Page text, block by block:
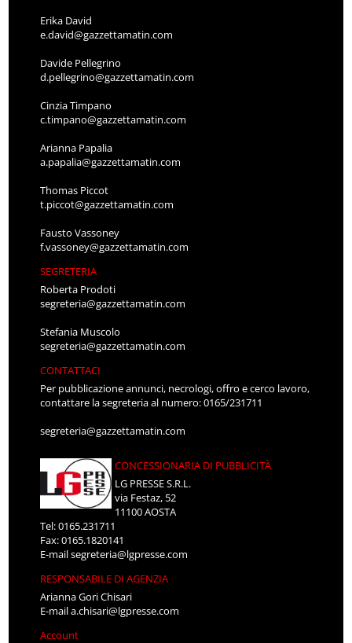
Erika David
e.david@gazzettamatin.com
Davide Pellegrino
d.pellegrino@gazzettamatin.com
Cinzia Timpano
c.timpano@gazzettamatin.com
Arianna Papalia
a.papalia@gazzettamatin.com
Thomas Piccot
t.piccot@gazzettamatin.com
Fausto Vassoney
f.vassoney@gazzettamatin.com
SEGRETERIA
Roberta Prodoti
segreteria@gazzettamatin.com
Stefania Muscolo
segreteria@gazzettamatin.com
CONTATTACI
Per pubblicazione annunci, necrologi, offro e cerco lavoro,
contattare la segreteria al numero: 0165/231711
segreteria@gazzettamatin.com
CONCESSIONARIA DI PUBBLICITÀ
LG PRESSE S.R.L.
via Festaz, 52
11100 AOSTA
Tel: 0165.231711
Fax: 0165.1820141
E-mailsegreteria@lgpresse.com
RESPONSABILE DI AGENZIA
Arianna Gori Chisari
E-maila.chisari@lgpresse.com
Account